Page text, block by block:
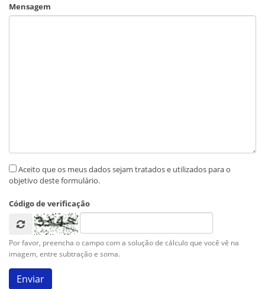
Mensagem
Aceito que os meus dados sejam tratados e utilizados para o
objetivo deste formulário.
Código de verificação
Por favor, preencha o campo com a solução de cálculo que você vê na
imagem, entre subtração e soma.